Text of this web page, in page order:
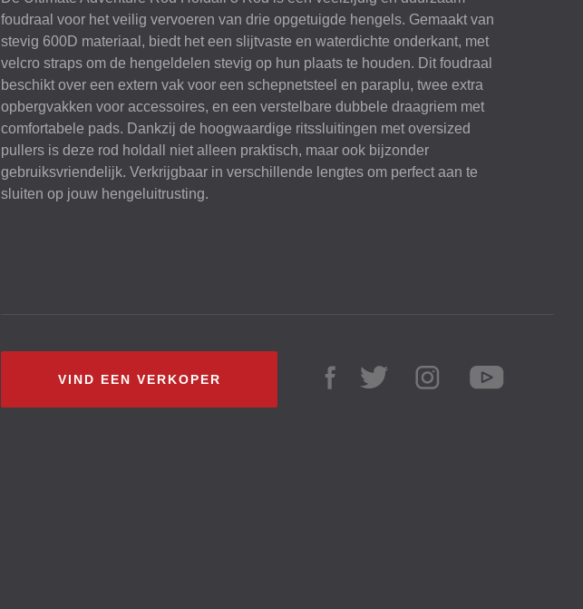
foudraal voor het veilig vervoeren van drie opgetuigde hengels. Gemaakt van
stevig 600D materiaal, biedt het een slijtvaste en waterdichte onderkant, met
velcro straps om de hengeldelen stevig op hun plaats te houden. Dit foudraal
beschikt over een extern vak voor een schepnetsteel en paraplu, twee extra
opbergvakken voor accessoires, en een verstelbare dubbele draagriem met
comfortabele pads. Dankzij de hoogwaardige ritssluitingen met oversized
pullers is deze rod holdall niet alleen praktisch, maar ook bijzonder
gebruiksvriendelijk. Verkrijgbaar in verschillende lengtes om perfect aan te
sluiten op jouw hengeluitrusting.
VIND EEN VERKOPER